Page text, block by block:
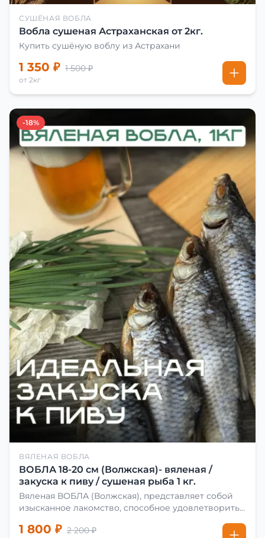
СУШЁНАЯ ВОБЛА
Вобла сушеная Астраханская от 2кг.
Купить сушёную воблу из Астрахани
1 350 ₽ 1 500 ₽
от 2кг
-18%
ВЯЛЕНАЯ ВОБЛА
ВОБЛА 18-20 см (Волжская)- вяленая /
закуска к пиву / сушеная рыба 1 кг.
Вяленая ВОБЛА (Волжская), представляет собой
изысканное лакомство, способное удовлетворить
сделать вяленую воблу, её сначала хорошо солят.
1 800 ₽ 2 200 ₽